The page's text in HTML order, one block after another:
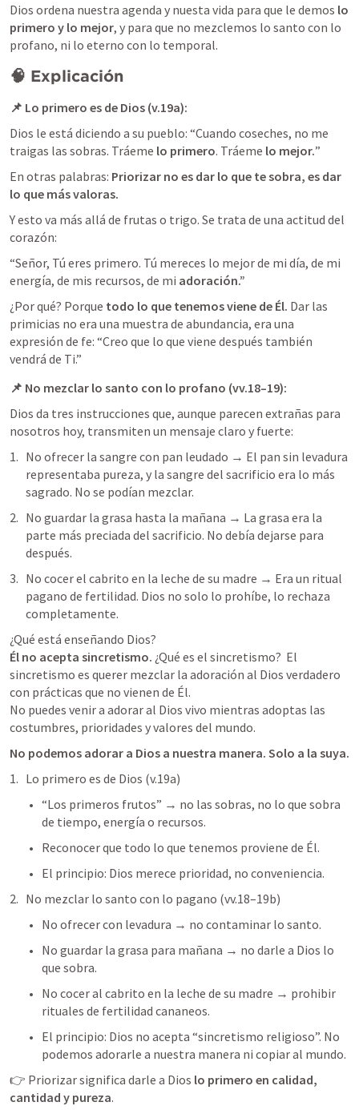
Dios ordena nuestra agenda y nuesta vida para que le demos lo
primero y lo mejor, y para que no mezclemos lo santo con lo
profano, ni lo eterno con lo temporal.
🧠 Explicación
📌 Lo primero es de Dios (v.19a):
Dios le está diciendo a su pueblo: “Cuando coseches, no me
traigas las sobras. Tráeme lo primero. Tráeme lo mejor.”
En otras palabras: Priorizar no es dar lo que te sobra, es dar
lo que más valoras.
Y esto va más allá de frutas o trigo. Se trata de una actitud del
corazón:
“Señor, Tú eres primero. Tú mereces lo mejor de mi día, de mi
energía, de mis recursos, de mi adoración.”
¿Por qué? Porque todo lo que tenemos viene de Él. Dar las
primicias no era una muestra de abundancia, era una
expresión de fe: “Creo que lo que viene después también
vendrá de Ti.”
📌 No mezclar lo santo con lo profano (vv.18–19):
Dios da tres instrucciones que, aunque parecen extrañas para
nosotros hoy, transmiten un mensaje claro y fuerte:
No ofrecer la sangre con pan leudado → El pan sin levadura
representaba pureza, y la sangre del sacrificio era lo más
sagrado. No se podían mezclar.
No guardar la grasa hasta la mañana → La grasa era la
parte más preciada del sacrificio. No debía dejarse para
después.
No cocer el cabrito en la leche de su madre → Era un ritual
pagano de fertilidad. Dios no solo lo prohíbe, lo rechaza
completamente.
Él no acepta sincretismo. ¿Qué es el sincretismo?  El
sincretismo es querer mezclar la adoración al Dios verdadero
con prácticas que no vienen de Él.
No puedes venir a adorar al Dios vivo mientras adoptas las
costumbres, prioridades y valores del mundo.
No podemos adorar a Dios a nuestra manera. Solo a la suya.
Lo primero es de Dios (v.19a)
“Los primeros frutos” → no las sobras, no lo que sobra
de tiempo, energía o recursos.
Reconocer que todo lo que tenemos proviene de Él.
El principio: Dios merece prioridad, no conveniencia.
No mezclar lo santo con lo pagano (vv.18–19b)
No ofrecer con levadura → no contaminar lo santo.
No guardar la grasa para mañana → no darle a Dios lo
que sobra.
No cocer al cabrito en la leche de su madre → prohibir
rituales de fertilidad cananeos.
El principio: Dios no acepta “sincretismo religioso”. No
podemos adorarle a nuestra manera ni copiar al mundo.
👉 Priorizar significa darle a Dios lo primero en calidad,
cantidad y pureza.